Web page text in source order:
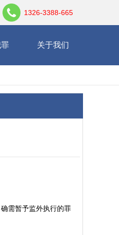
1326-3388-665
关于我们
需暂予监外执行的罪